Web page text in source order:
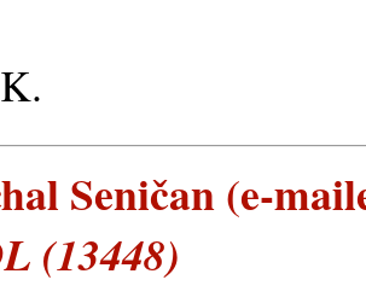
Seničan (e-
(13448)